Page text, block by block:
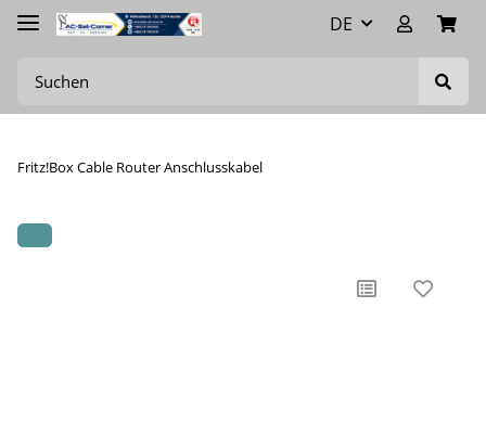
DE
Fritz!Box Cable Router Anschlusskabel